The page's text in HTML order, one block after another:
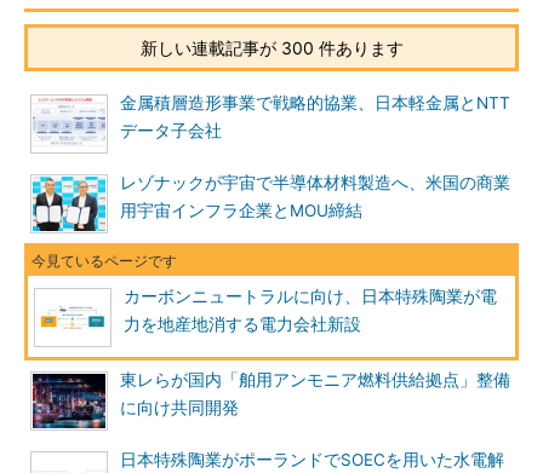
新しい連載記事が 300 件あります
金属積層造形事業で戦略的協業、日本軽金属とNTT
データ子会社
レゾナックが宇宙で半導体材料製造へ、米国の商業
用宇宙インフラ企業とMOU締結
カーボンニュートラルに向け、日本特殊陶業が電
力を地産地消する電力会社新設
東レらが国内「舶用アンモニア燃料供給拠点」整備
に向け共同開発
日本特殊陶業がポーランドでSOECを用いた水電解